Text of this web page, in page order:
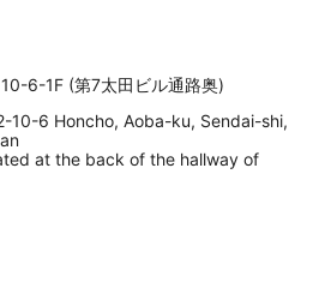
6-1F (第7太田ビル通路奥)
10-6 Honcho, Aoba-ku, Sendai-shi,
at the back of the hallway of